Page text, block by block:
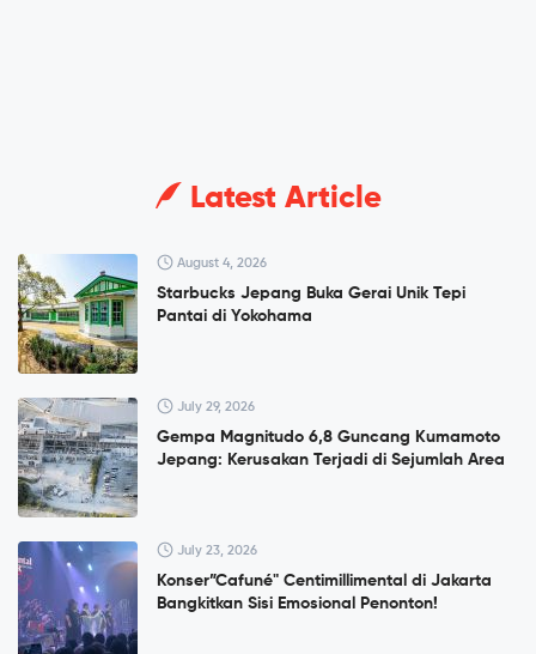
Latest Article
August 4, 2026
Starbucks Jepang Buka Gerai Unik Tepi
Pantai di Yokohama
July 29, 2026
Gempa Magnitudo 6,8 Guncang Kumamoto
Jepang: Kerusakan Terjadi di Sejumlah Area
July 23, 2026
Konser”Cafuné" Centimillimental di Jakarta
Bangkitkan Sisi Emosional Penonton!